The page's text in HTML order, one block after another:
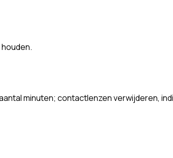
minuten; contactlenzen verwijderen,